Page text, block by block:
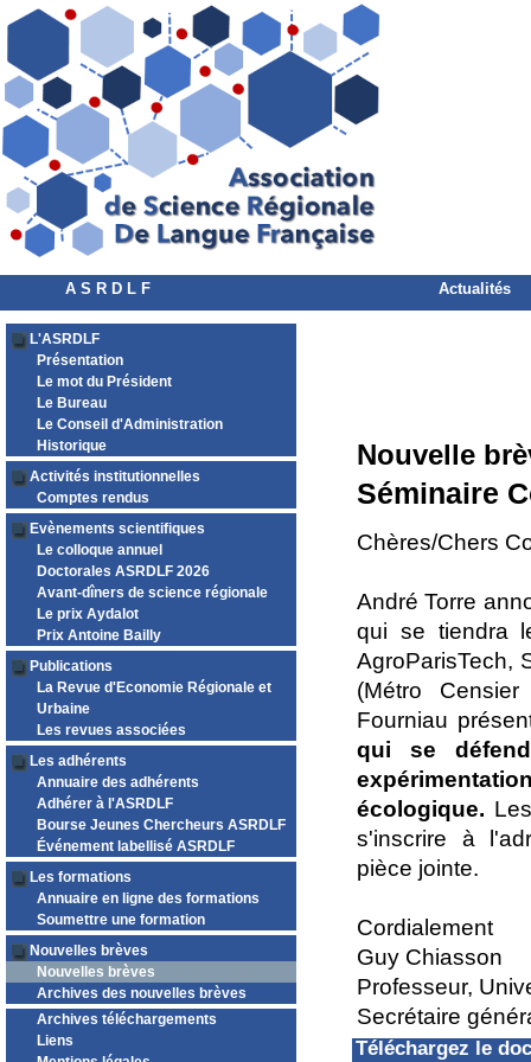
A S R D L F Actualités
L'ASRDLF
Présentation
Le mot du Président
Le Bureau
Le Conseil d'Administration
Historique
Activités institutionnelles
Comptes rendus
Evènements scientifiques
Le colloque annuel
Doctorales ASRDLF 2026
Avant-dîners de science régionale
Le prix Aydalot
Prix Antoine Bailly
Publications
La Revue d'Economie Régionale et
Urbaine
Les revues associées
Les adhérents
Annuaire des adhérents
Adhérer à l'ASRDLF
Bourse Jeunes Chercheurs ASRDLF
Événement labellisé ASRDLF
Les formations
Annuaire en ligne des formations
Soumettre une formation
Nouvelles brèves
Nouvelles brèves
Archives des nouvelles brèves
Archives téléchargements
Liens
Nouvelle
Séminaire
Chères/Chers
André Torre
qui se tiendra
AgroParisTech,
(Métro
Fourniau
qui se
écologique.
s'inscrire à
pièce jointe.
Cordialement
Guy Chiasson
Professeur,
Secrétaire
Téléchargez le